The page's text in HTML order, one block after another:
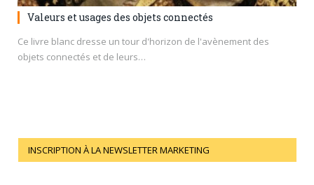
Valeurs et usages des objets connectés
Ce livre blanc dresse un tour d'horizon de l'avènement des
objets connectés et de leurs…
INSCRIPTION À LA NEWSLETTER MARKETING